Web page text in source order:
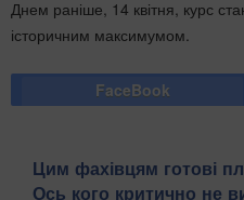
Днем раніше, 14 квітня, курс
історичним максимумом.
FaceBook
Цим фахівцям готові
Ось кого критично не